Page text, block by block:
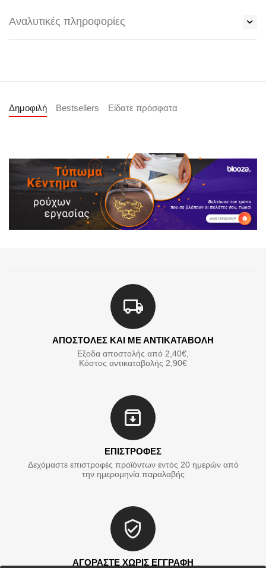
Αναλυτικές πληροφορίες
Δημοφιλή Bestsellers Είδατε πρόσφατα
ΑΠΟΣΤΟΛΕΣ ΚΑΙ ΜΕ ΑΝΤΙΚΑΤΑΒΟΛΗ
Εξοδα αποστολής από 2,40€,
Κόστος αντικαταβολής 2,90€
ΕΠΙΣΤΡΟΦΕΣ
Δεχόμαστε επιστροφές προϊόντων εντός 20 ημερών από
την ημερομηνία παραλαβής
ΑΓΟΡΑΣΤΕ ΧΩΡΙΣ ΕΓΓΡΑΦΗ